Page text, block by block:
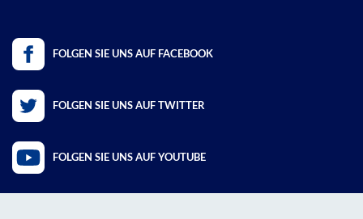
FOLGEN SIE UNS AUF FACEBOOK
FOLGEN SIE UNS AUF TWITTER
FOLGEN SIE UNS AUF YOUTUBE